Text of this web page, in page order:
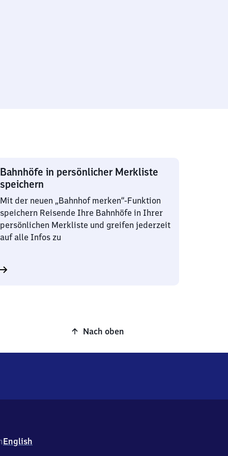
Bahnhöfe in persönlicher Merkliste
speichern
Mit der neuen „Bahnhof merken“-Funktion
speichern Reisende Ihre Bahnhöfe in Ihrer
persönlichen Merkliste und greifen jederzeit
auf alle Infos zu
Nach oben
English